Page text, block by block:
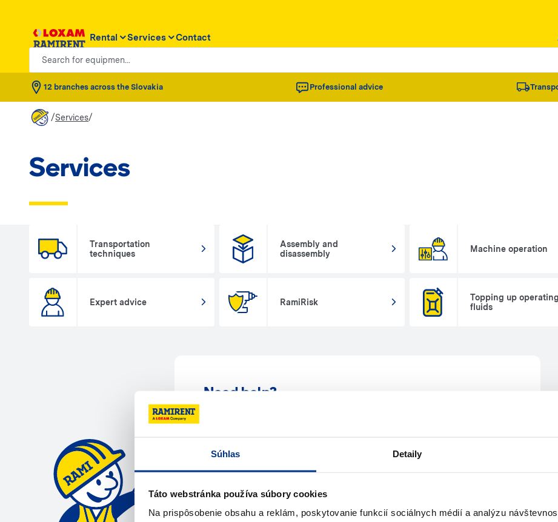
Súhlas Detaily
Táto webstránka používa súbory cookies
Na prispôsobenie obsahu a reklám, poskytovanie funkcií sociálnych médií a analýzu
Rental Services Contact
Search for equipmen...
12 branches across the Slovakia Professional advice
/Services/
Services
Transportation
techniques
Assembly and
disassembly
Machine operation
Expert advice RamiRisk
Topping up operating
fluids
Need help?